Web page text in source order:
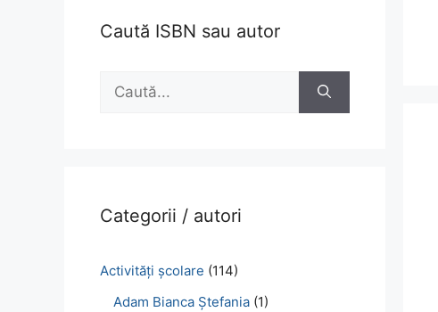
Caută ISBN sau autor
după:
Categorii / autori
Activităţi şcolare (114)
Adam Bianca Ștefania (1)